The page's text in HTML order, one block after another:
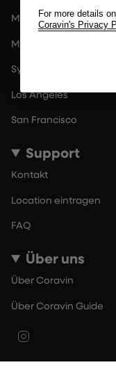
Milan
Melbourne
Sydney
Los Angeles
San Francisco
Support
Kontakt
Location eintragen
FAQ
Über uns
Über Coravin
Über Coravin Guide
For more details
Coravin's Privacy